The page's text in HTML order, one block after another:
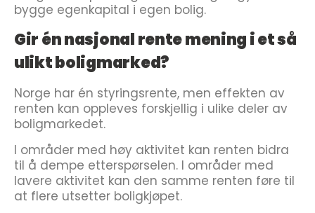
bygge egenkapital i egen bolig.
Gir én nasjonal rente mening i et så
ulikt boligmarked?
Norge har én styringsrente, men effekten av
renten kan oppleves forskjellig i ulike deler av
boligmarkedet.
I områder med høy aktivitet kan renten bidra
til å dempe etterspørselen. I områder med
lavere aktivitet kan den samme renten føre til
at flere utsetter boligkjøpet.